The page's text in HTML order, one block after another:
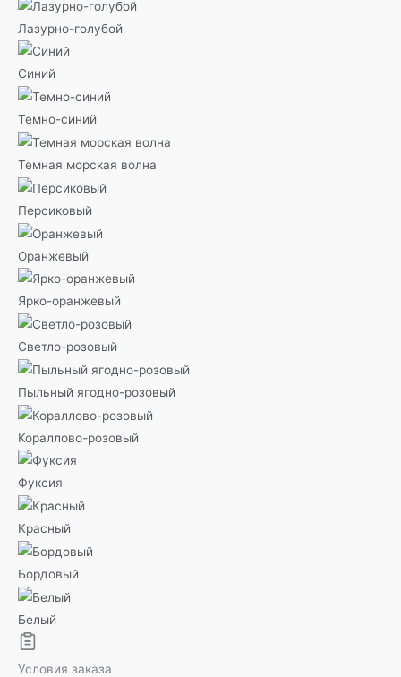
Лазурно-голубой
Синий
Темно-синий
Темная морская волна
Персиковый
Оранжевый
Ярко-оранжевый
Светло-розовый
Пыльный ягодно-розовый
Кораллово-розовый
Фуксия
Красный
Бордовый
Белый
Условия заказа